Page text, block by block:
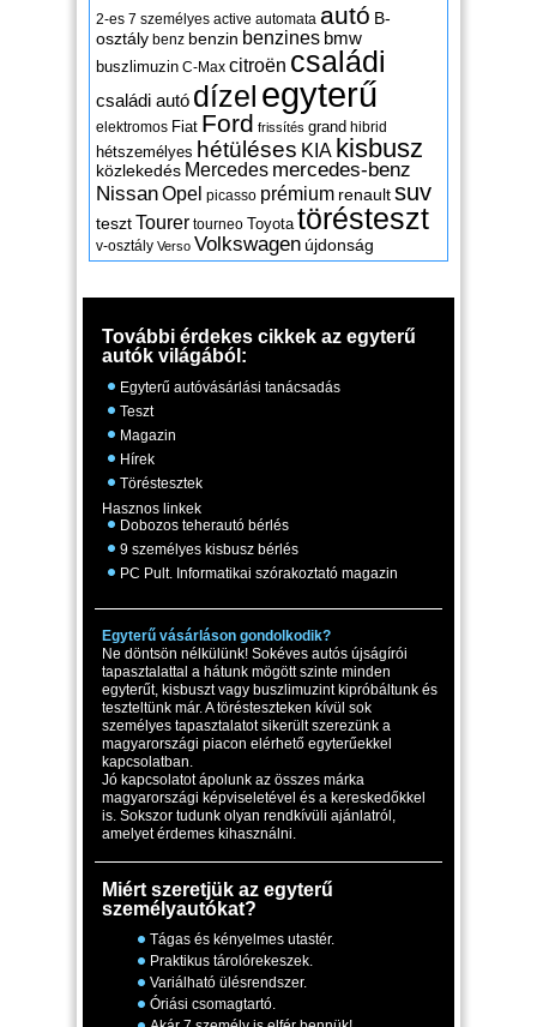
2-es 7 személyes active automata autó B-
osztály benz benzin benzines bmw
buszlimuzin C-Max citroën családi
családi autó dízel egyterű
elektromos Fiat Ford frissítés grand hibrid
hétszemélyes hétüléses KIA kisbusz
közlekedés Mercedes mercedes-benz
NissanOpel picasso prémium renaultsuv
tesztTourer tourneo Toyota törésteszt
v-osztály Verso Volkswagen újdonság
További érdekes cikkek az egyterű
autók világából:
Egyterű autóvásárlási tanácsadás
Teszt
Magazin
Hírek
Töréstesztek
Hasznos linkek
Dobozos teherautó bérlés
9 személyes kisbusz bérlés
PC Pult. Informatikai szórakoztató magazin
Egyterű vásárláson gondolkodik?
Ne döntsön nélkülünk! Sokéves autós újságírói
tapasztalattal a hátunk mögött szinte minden
egyterűt, kisbuszt vagy buszlimuzint kipróbáltunk és
teszteltünk már. A törésteszteken kívül sok
személyes tapasztalatot sikerült szerezünk a
magyarországi piacon elérhető egyterűekkel
kapcsolatban.
Jó kapcsolatot ápolunk az összes márka
magyarországi képviseletével és a kereskedőkkel
is. Sokszor tudunk olyan rendkívüli ajánlatról,
amelyet érdemes kihasználni.
Miért szeretjük az egyterű
személyautókat?
Tágas és kényelmes utastér.
Praktikus tárolórekeszek.
Variálható ülésrendszer.
Óriási csomagtartó.